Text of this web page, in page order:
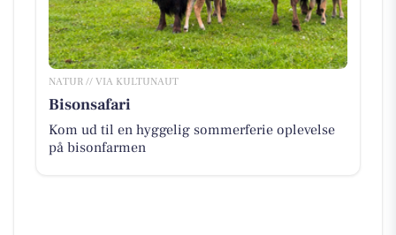
NATUR // VIA KULTUNAUT
Bisonsafari
Kom ud til en hyggelig sommerferie oplevelse
på bisonfarmen